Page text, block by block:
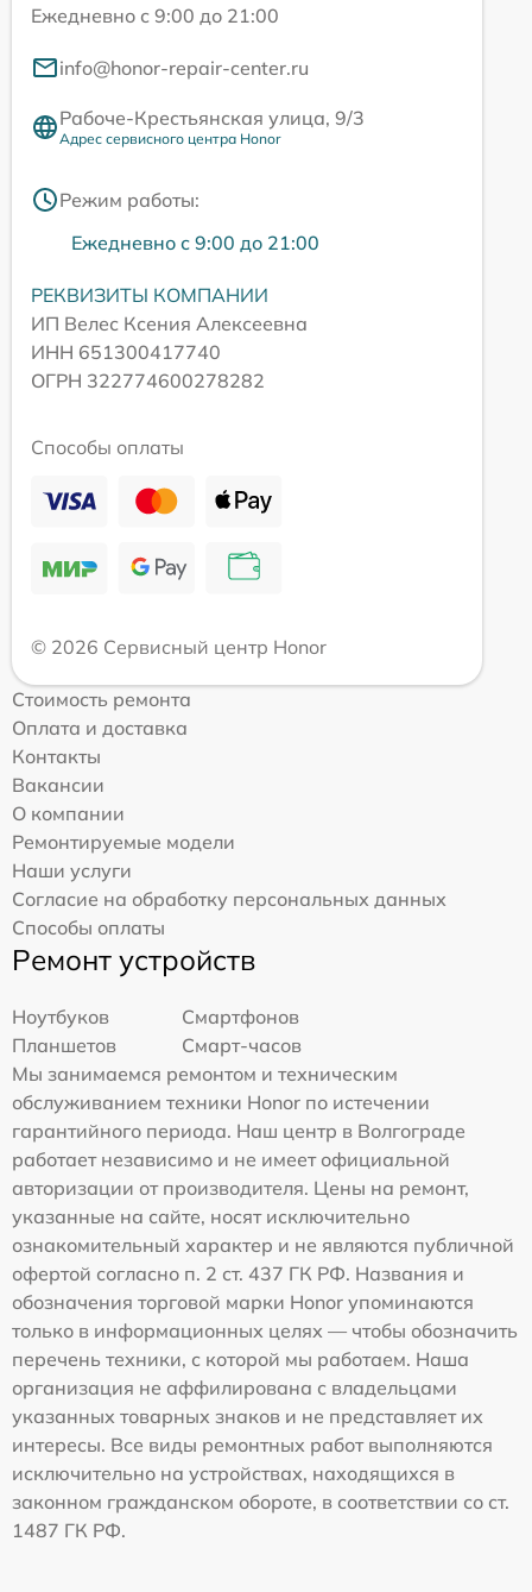
Ежедневно с 9:00 до 21:00
info@honor-repair-center.ru
Рабоче-Крестьянская улица, 9/3
Адрес сервисного центра Honor
Режим работы:
Ежедневно с 9:00 до 21:00
РЕКВИЗИТЫ КОМПАНИИ
ИП Велес Ксения Алексеевна
ИНН 651300417740
ОГРН 322774600278282
Способы оплаты
© 2026 Сервисный центр Honor
Стоимость ремонта
Оплата и доставка
Контакты
Вакансии
О компании
Ремонтируемые модели
Наши услуги
Согласие на обработку персональных данных
Способы оплаты
Ремонт устройств
Ноутбуков
Смартфонов
Планшетов
Смарт-часов
Мы занимаемся ремонтом и техническим
обслуживанием техники Honor по истечении
гарантийного периода. Наш центр в Волгограде
работает независимо и не имеет официальной
авторизации от производителя. Цены на ремонт,
указанные на сайте, носят исключительно
ознакомительный характер и не являются публичной
офертой согласно п. 2 ст. 437 ГК РФ. Названия и
обозначения торговой марки Honor упоминаются
только в информационных целях — чтобы обозначить
перечень техники, с которой мы работаем. Наша
организация не аффилирована с владельцами
указанных товарных знаков и не представляет их
интересы. Все виды ремонтных работ выполняются
исключительно на устройствах, находящихся в
законном гражданском обороте, в соответствии со ст.
1487 ГК РФ.